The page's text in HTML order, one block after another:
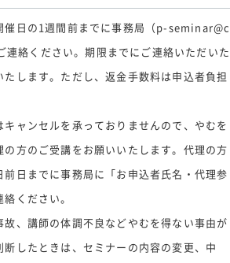
催日の1週間前までに事務局（p-seminar@c
絡ください。期限までにご連絡いただいた
します。ただし、返金手数料は申込者負担
キャンセルを承っておりませんので、やむを
方のご受講をお願いいたします。代理の方
日までに事務局に「お申込者氏名・代理参
ください。
故、講師の体調不良などやむを得ない事由が
したときは、セミナーの内容の変更、中